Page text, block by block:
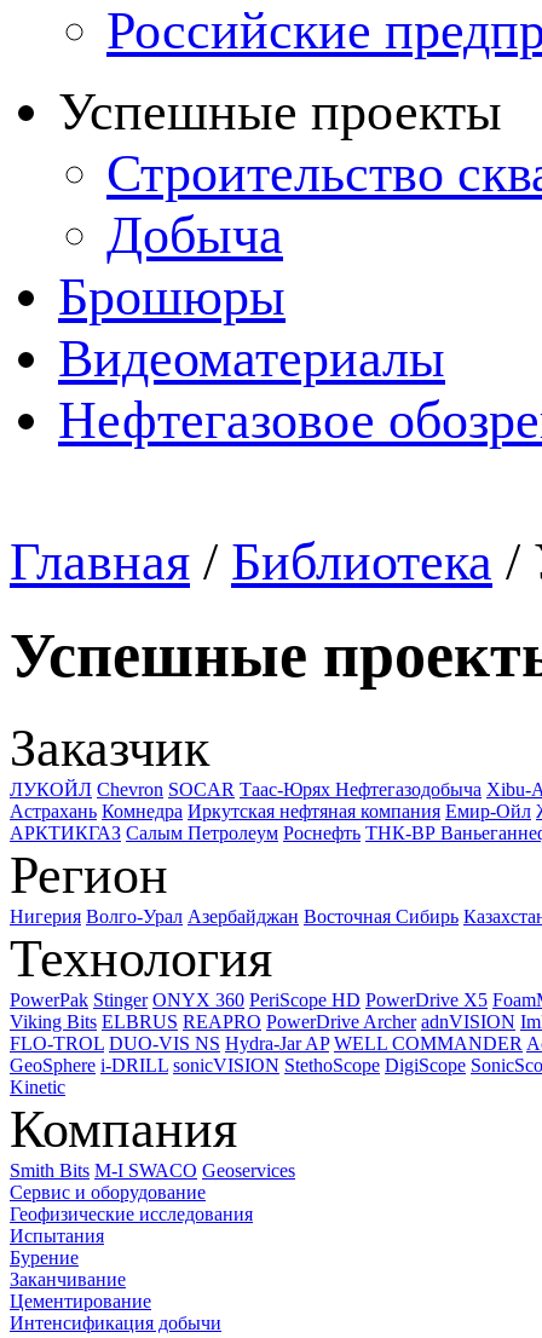
Российские
Успешные проекты
Строительство
Добыча
Брошюры
Видеоматериалы
Нефтегазовое
Главная / Библиотека /
Успешные
Заказчик
ЛУКОЙЛ Chevron SOCAR Таас-Юрях Нефтегазодобыча Xibu-
Астрахань Комнедра Иркутская нефтяная компания Емир-Ойл
АРКТИКГАЗ Салым Петролеум Роснефть ТНК-ВР
Регион
Нигерия Волго-Урал Азербайджан Восточная Сибирь
Технология
PowerPak Stinger ONYX 360 PeriScope HD PowerDrive X5
Viking Bits ELBRUS REAPRO PowerDrive Archer adnVISION
FLO-TROL DUO-VIS NS Hydra-Jar AP WELL COMMANDER
GeoSphere i-DRILL sonicVISION StethoScope DigiScope
Kinetic
Компания
Smith Bits M-I SWACO Geoservices
Сервис и оборудование
Геофизические исследования
Испытания
Бурение
Заканчивание
Цементирование
Интенсификация добычи